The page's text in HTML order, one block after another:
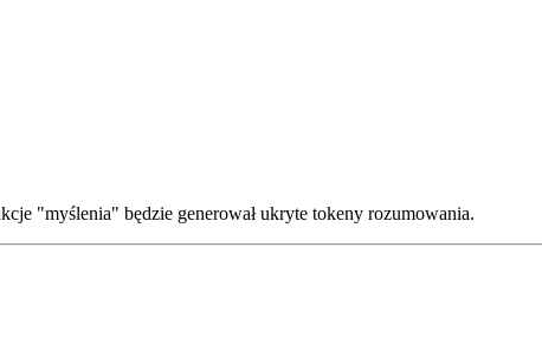
"myślenia" będzie generował ukryte tokeny rozumowania.